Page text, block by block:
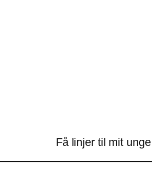
Få linjer til mit